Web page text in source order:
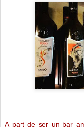
A part de ser un bar